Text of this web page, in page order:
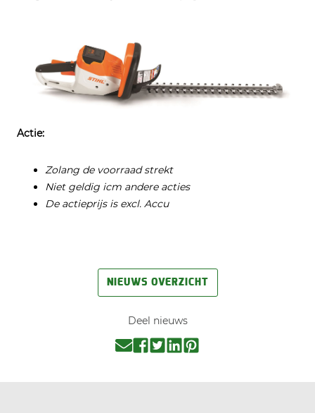
Actie:
Zolang de voorraad strekt
Niet geldig icm andere acties
De actieprijs is excl. Accu
NIEUWS OVERZICHT
Deel nieuws